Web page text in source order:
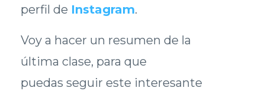
perfil de Instagram.
Voy a hacer un resumen de la
última clase, para que
puedas seguir este interesante